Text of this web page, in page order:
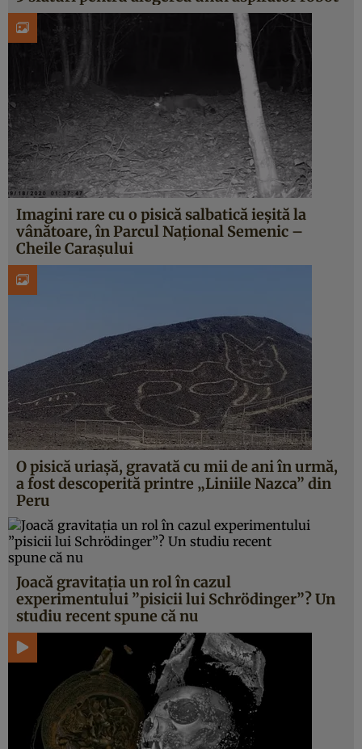
Imagini rare cu o pisică salbatică ieșită la
vânătoare, în Parcul Național Semenic –
Cheile Carașului
O pisică uriașă, gravată cu mii de ani în urmă,
a fost descoperită printre „Liniile Nazca” din
Peru
Joacă gravitația un rol în cazul
experimentului ”pisicii lui Schrödinger”? Un
studiu recent spune că nu